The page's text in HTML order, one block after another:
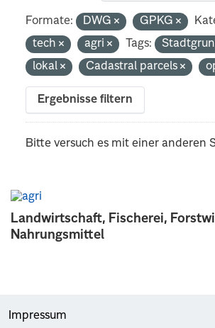
Landwirtschaft, Fischerei,
Nahrungsmittel
Formate: DWG GPKG
tech
agri Tags:
lokal
Cadastral parcels
Ergebnisse filtern
Bitte versuch es mit einer anderen
Impressum